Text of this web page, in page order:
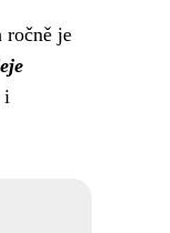
ročně je
i